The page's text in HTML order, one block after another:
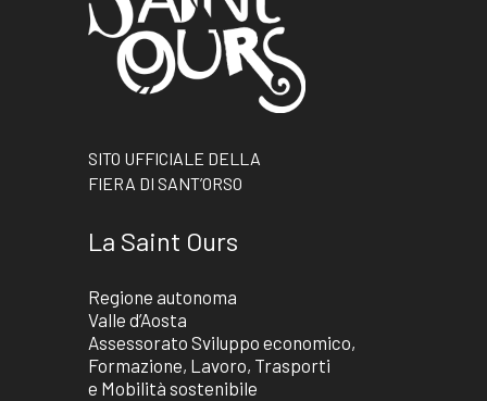
SITO UFFICIALE DELLA
FIERA DI SANT’ORSO
La Saint Ours
Regione autonoma
Valle d’Aosta
Assessorato Sviluppo economico,
Formazione, Lavoro, Trasporti
e Mobilità sostenibile